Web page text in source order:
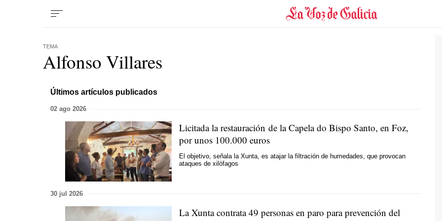
TEMA
Alfonso Villares
Últimos artículos publicados
02 ago 2026
Licitada la restauración de la Capela do Bispo Santo, en Foz,
por unos 100.000 euros
El objetivo, señala la Xunta, es atajar la filtración de humedades, que provocan
ataques de xilófagos
30 jul 2026
La Xunta contrata 49 personas en paro para prevención del